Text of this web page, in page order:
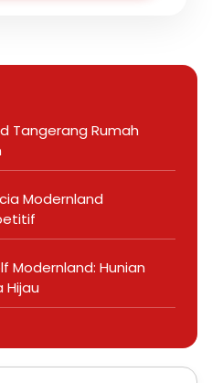
Tangerang Rumah
Modernland
Modernland: Hunian
Hijau